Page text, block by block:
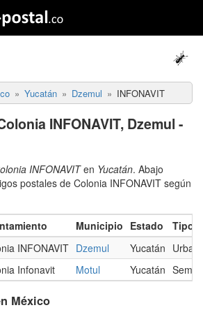
Yucatán Dzemul INFONAVIT
INFONAVIT, Dzemul -
INFONAVITen Yucatán. Abajo
postales de Colonia INFONAVIT según
Municipio Estado
Tipo
INFONAVIT Dzemul Yucatán
Infonavit Motul Yucatán
México